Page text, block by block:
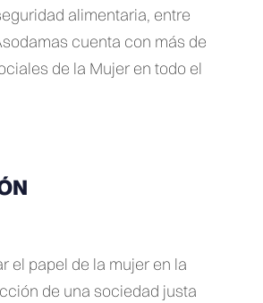
alimentaria, entre
cuenta con más de
de la Mujer en todo el
el papel de la mujer en la
de una sociedad justa